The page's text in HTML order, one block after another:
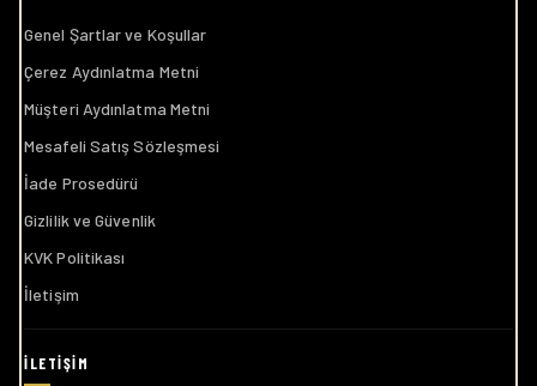
Genel Şartlar ve Koşullar
Çerez Aydınlatma Metni
Müşteri Aydınlatma Metni
Mesafeli Satış Sözleşmesi
İade Prosedürü
Gizlilik ve Güvenlik
KVK Politikası
İletişim